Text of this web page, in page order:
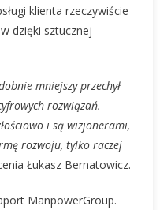
klienta rzeczywiście
dzięki sztucznej
mniejszy przechył
rozwiązań.
i są wizjonerami,
rozwoju, tylko raczej
Łukasz Bernatowicz.
ManpowerGroup.